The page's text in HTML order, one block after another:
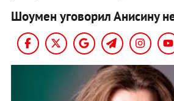
Шоумен уговорил Анисину